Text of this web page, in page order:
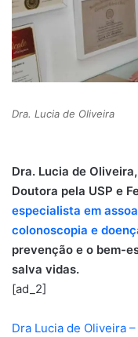
Dra. Lucia de Oliveira
Dra. Lucia de Oliveira,
Doutora pela USP e
especialista em
colonoscopia e
prevenção e o bem-
salva vidas.
[ad_2]
Dra Lucia de Oliveira